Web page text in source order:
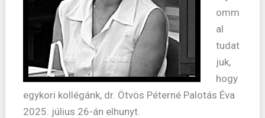
omm
al
tudat
juk,
hogy
egykori kollégánk, dr. Ötvös Péterné Palotás Éva
2025. július 26-án elhunyt.